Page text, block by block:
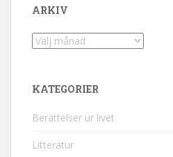
ARKIV
Arkiv
KATEGORIER
Berättelser ur livet
Litteratur